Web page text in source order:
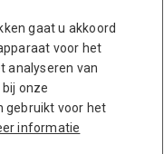
gaat u akkoord
voor het
analyseren van
onze
gebruikt voor het
informatie